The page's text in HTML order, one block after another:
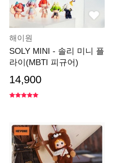
해이원
SOLY MINI - 솔리 미니 플
라이(MBTI 피규어)
14,900